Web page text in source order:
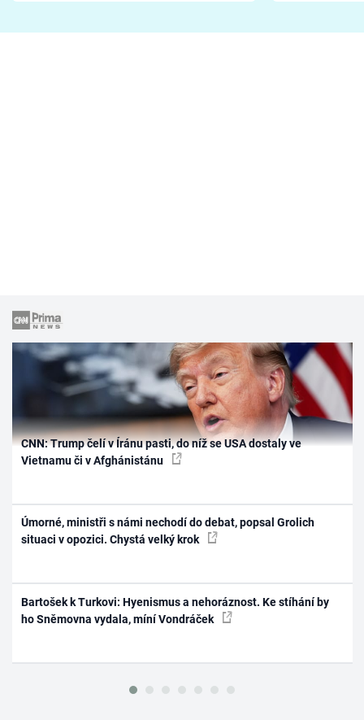
CNN: Trump čelí v Íránu pasti, do níž se USA dostaly ve
Vietnamu či v Afghánistánu
Úmorné, ministři s námi nechodí do debat, popsal Grolich
situaci v opozici. Chystá velký krok
Bartošek k Turkovi: Hyenismus a nehoráznost. Ke stíhání by
ho Sněmovna vydala, míní Vondráček